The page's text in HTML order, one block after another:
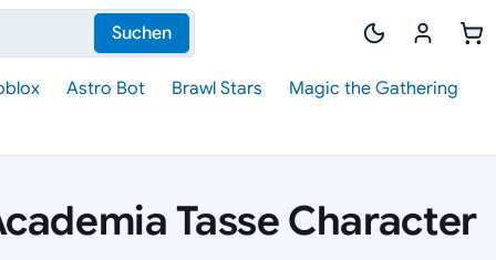
Suchen
Astro Bot Brawl Stars
Magic the Gathering
Tasse Character